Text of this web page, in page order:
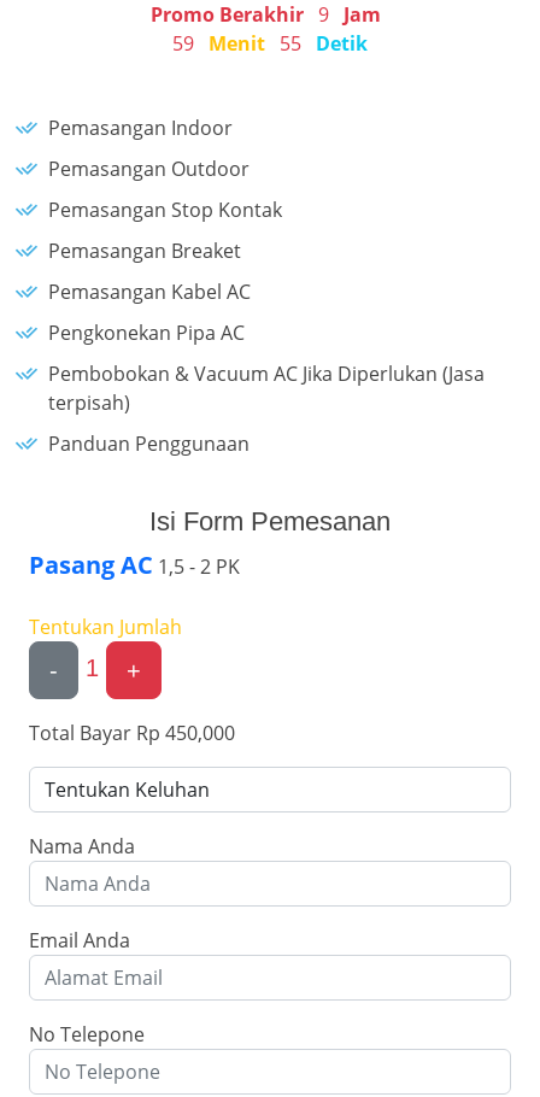
Promo Berakhir 9 Jam
59 Menit 55 Detik
Pemasangan Indoor
Pemasangan Outdoor
Pemasangan Stop Kontak
Pemasangan Breaket
Pemasangan Kabel AC
Pengkonekan Pipa AC
Pembobokan & Vacuum AC Jika Diperlukan (Jasa
terpisah)
Panduan Penggunaan
Isi Form Pemesanan
Pasang AC 1,5 - 2 PK
Tentukan Jumlah
-
1 +
Total Bayar Rp 450,000
Nama Anda
Email Anda
No Telepone